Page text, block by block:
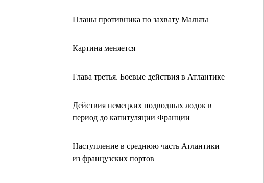
Планы противника по захвату Мальты
Картина меняется
Глава третья. Боевые действия в Атлантике
Действия немецких подводных лодок в
период до капитуляции Франции
Наступление в среднюю часть Атлантики
из французских портов